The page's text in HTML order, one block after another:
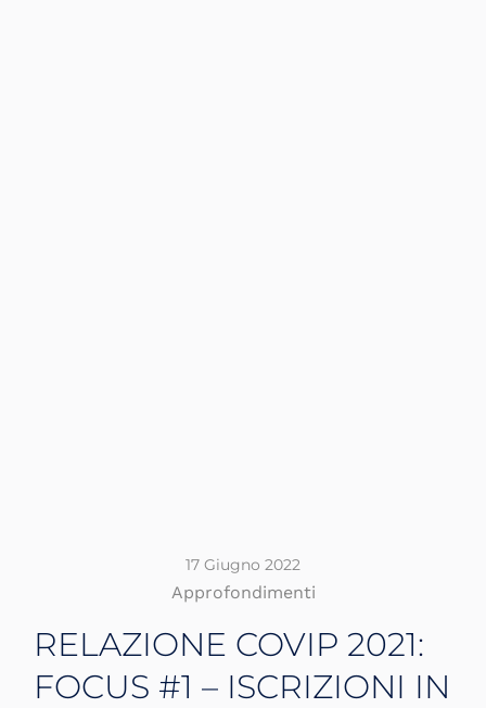
17 Giugno 2022
Approfondimenti
RELAZIONE COVIP 2021:
FOCUS #1 – ISCRIZIONI IN